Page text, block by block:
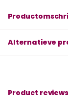
Alternatieve
Product reviews